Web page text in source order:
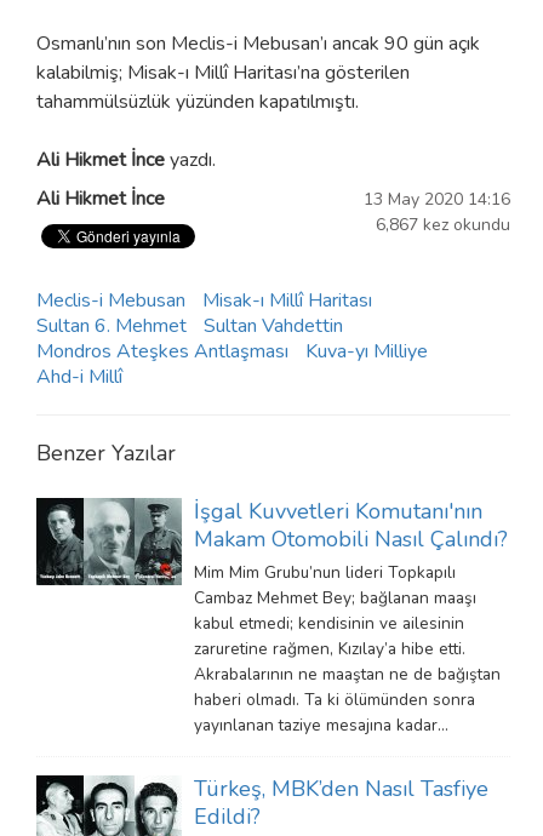
Osmanlı’nın son Meclis-i Mebusan’ı ancak 90 gün açık
kalabilmiş; Misak-ı Millî Haritası’na gösterilen
tahammülsüzlük yüzünden kapatılmıştı.
Ali Hikmet İnceyazdı.
13 May 2020 14:16
6,867 kez okundu
Ali Hikmet İnce
Meclis-i Mebusan
Misak-ı Millî Haritası
Sultan 6. Mehmet
Sultan Vahdettin
Mondros Ateşkes Antlaşması
Kuva-yı Milliye
Ahd-i Millî
Benzer Yazılar
İşgal Kuvvetleri Komutanı'nın
Makam Otomobili Nasıl Çalındı?
Mim Mim Grubu’nun lideri Topkapılı
Cambaz Mehmet Bey; bağlanan maaşı
kabul etmedi; kendisinin ve ailesinin
zaruretine rağmen, Kızılay’a hibe etti.
Akrabalarının ne maaştan ne de bağıştan
haberi olmadı. Ta ki ölümünden sonra
yayınlanan taziye mesajına kadar…
Türkeş, MBK’den Nasıl Tasfiye
Edildi?